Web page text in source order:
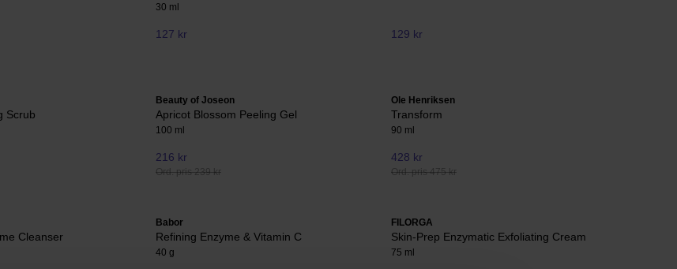
30 ml
127 kr 129 kr
Scrub
Beauty of Joseon
Apricot Blossom Peeling Gel
100 ml
216 kr
Ord. pris 239 kr
Ole Henriksen
Transform
90 ml
428 kr
Ord. pris 475 kr
Cleanser
Babor
Refining Enzyme & Vitamin C
40 g
FILORGA
Skin-Prep Enzymatic Exfoliating Cream
75 ml